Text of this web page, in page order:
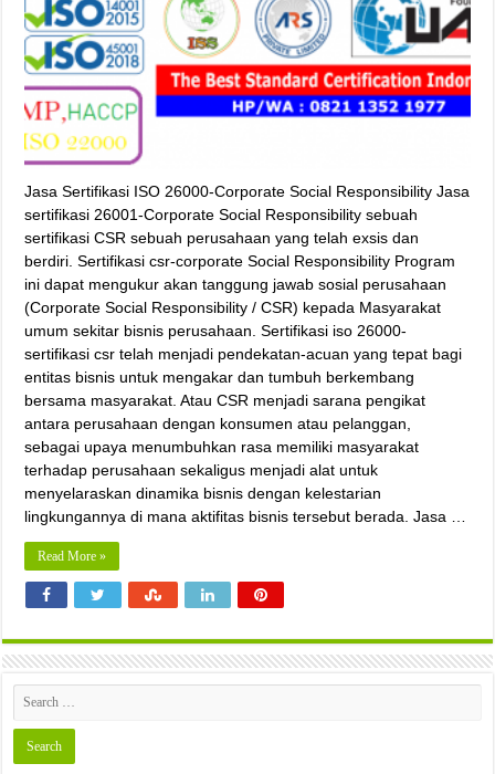
Jasa Sertifikasi ISO 26000-Corporate Social Responsibility Jasa
sertifikasi 26001-Corporate Social Responsibility sebuah
sertifikasi CSR sebuah perusahaan yang telah exsis dan
berdiri. Sertifikasi csr-corporate Social Responsibility Program
ini dapat mengukur akan tanggung jawab sosial perusahaan
(Corporate Social Responsibility / CSR) kepada Masyarakat
umum sekitar bisnis perusahaan. Sertifikasi iso 26000-
sertifikasi csr telah menjadi pendekatan-acuan yang tepat bagi
entitas bisnis untuk mengakar dan tumbuh berkembang
bersama masyarakat. Atau CSR menjadi sarana pengikat
antara perusahaan dengan konsumen atau pelanggan,
sebagai upaya menumbuhkan rasa memiliki masyarakat
terhadap perusahaan sekaligus menjadi alat untuk
menyelaraskan dinamika bisnis dengan kelestarian
lingkungannya di mana aktifitas bisnis tersebut berada. Jasa …
Read More »